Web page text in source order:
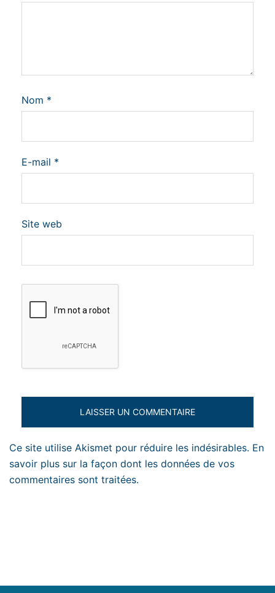
Nom *
E-mail *
Site web
Ce site utilise Akismet pour réduire les indésirables. En
savoir plus sur la façon dont les données de vos
commentaires sont traitées.